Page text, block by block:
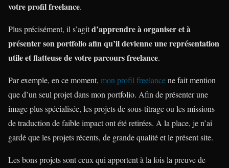
votre profil freelance.
Plus précisément, il s’agitd’apprendre à organiser et à
présenter son portfolio afin qu’il devienneune représentation
utile et flatteuse de votre parcours freelance.
Par exemple, en ce moment, mon profil freelancene fait mention
que d’un seul projet dans mon portfolio. Afin de présenter une
image plus spécialisée, les projets de sous-titrage ou les missions
de traduction de faible impact ont été retirées. A la place, je n’ai
gardé que les projets récents, de grande qualité et le présent site.
Les bons projets sont ceux qui apportent à la fois la preuve de